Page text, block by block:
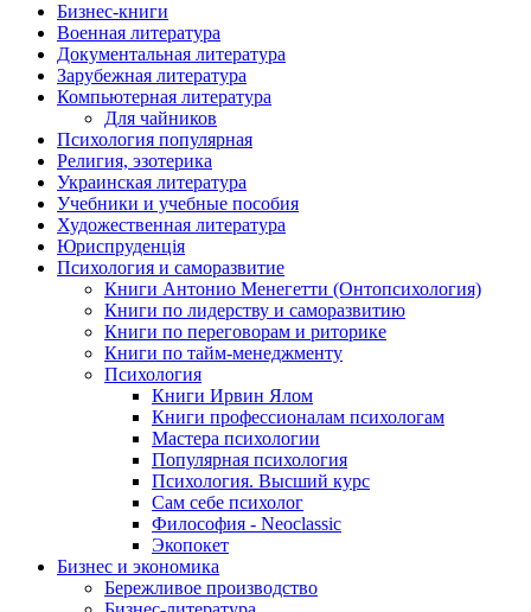
Бизнес-книги
Военная литература
Документальная литература
Зарубежная литература
Компьютерная литература
Для чайников
Психология популярная
Религия, эзотерика
Украинская литература
Учебники и учебные пособия
Художественная литература
Юриспруденція
Психология и саморазвитие
Книги Антонио Менегетти (Онтопсихология)
Книги по лидерству и саморазвитию
Книги по переговорам и риторике
Книги по тайм-менеджменту
Психология
Книги Ирвин Ялом
Книги профессионалам психологам
Мастера психологии
Популярная психология
Психология. Высший курс
Сам себе психолог
Философия - Neoclassic
Экопокет
Бизнес и экономика
Бережливое производство